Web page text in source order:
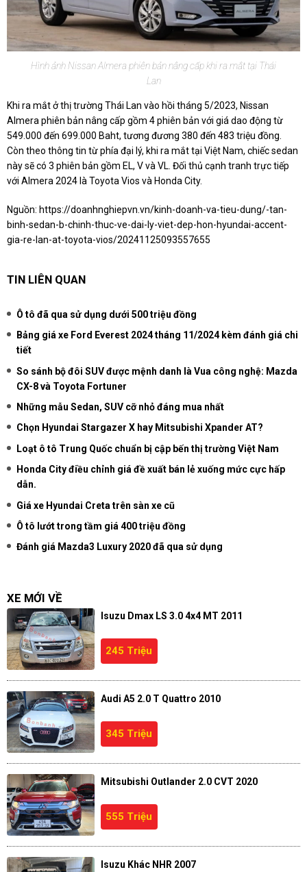
Hình ảnh Nissan Almera phiên bản nâng cấp khi ra mắt tại Thái
Lan
Khi ra mắt ở thị trường Thái Lan vào hồi tháng 5/2023, Nissan
Almera phiên bản nâng cấp gồm 4 phiên bản với giá dao động từ
549.000 đến 699.000 Baht, tương đương 380 đến 483 triệu đồng.
Còn theo thông tin từ phía đại lý, khi ra mắt tại Việt Nam, chiếc sedan
này sẽ có 3 phiên bản gồm EL, V và VL. Đối thủ cạnh tranh trực tiếp
với Almera 2024 là Toyota Vios và Honda City.
Nguồn: https://doanhnghiepvn.vn/kinh-doanh-va-tieu-dung/-tan-
binh-sedan-b-chinh-thuc-ve-dai-ly-viet-dep-hon-hyundai-accent-
gia-re-lan-at-toyota-vios/20241125093557655
TIN LIÊN QUAN
Ô tô đã qua sử dụng dưới 500 triệu đồng
Bảng giá xe Ford Everest 2024 tháng 11/2024 kèm đánh giá chi
tiết
So sánh bộ đôi SUV được mệnh danh là Vua công nghệ: Mazda
CX-8 và Toyota Fortuner
Những mẫu Sedan, SUV cỡ nhỏ đáng mua nhất
Chọn Hyundai Stargazer X hay Mitsubishi Xpander AT?
Loạt ô tô Trung Quốc chuẩn bị cập bến thị trường Việt Nam
Honda City điều chỉnh giá đề xuất bán lẻ xuống mức cực hấp
dẫn.
Giá xe Hyundai Creta trên sàn xe cũ
Ô tô lướt trong tầm giá 400 triệu đồng
Đánh giá Mazda3 Luxury 2020 đã qua sử dụng
XE MỚI VỀ
Isuzu Dmax LS 3.0 4x4 MT 2011
245 Triệu
Audi A5 2.0 T Quattro 2010
345 Triệu
Mitsubishi Outlander 2.0 CVT 2020
555 Triệu
Isuzu Khác NHR 2007